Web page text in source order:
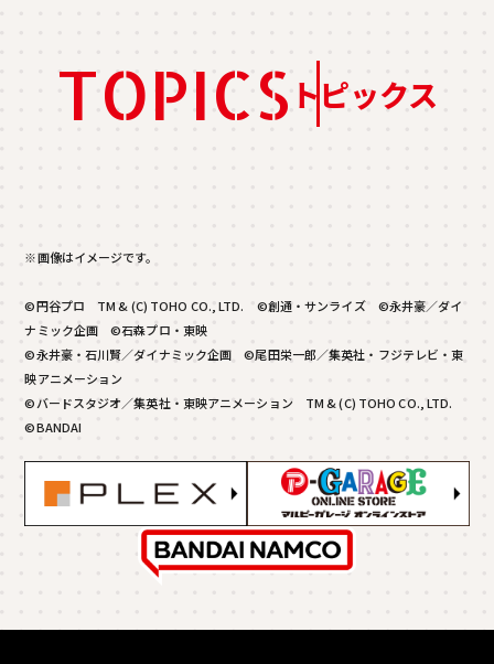
TOPICS トピックス
※画像はイメージです。
©円谷プロ TM & (C) TOHO CO., LTD. ©創通・サンライズ ©永井豪／ダイ
ナミック企画 ©石森プロ・東映
©永井豪・石川賢／ダイナミック企画 ©尾田栄一郎／集英社・フジテレビ・東
映アニメーション
©バードスタジオ／集英社・東映アニメーション TM & (C) TOHO CO., LTD.
©BANDAI